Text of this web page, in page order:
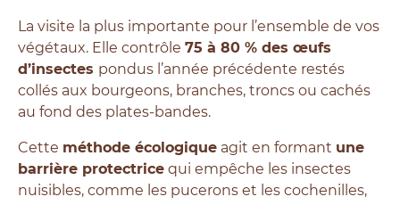
La visite la plus importante pour l’ensemble de vos
végétaux. Elle contrôle 75 à 80 % des œufs
d’insectes pondus l’année précédente restés
collés aux bourgeons, branches, troncs ou cachés
au fond des plates-bandes.
Cette méthode écologique agit en formant une
barrière protectrice qui empêche les insectes
nuisibles, comme les pucerons et les cochenilles,